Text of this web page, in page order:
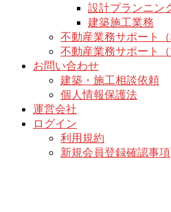
設計プランニン
建築施工業務
不動産業務サポート（
不動産業務サポート（
お問い合わせ
建築・施工相談依頼
個人情報保護法
運営会社
ログイン
利用規約
新規会員登録確認事項